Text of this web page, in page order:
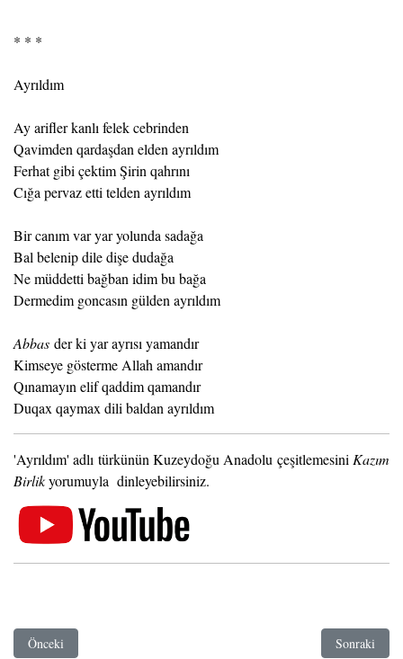
* * *
Ayrıldım
Ay arifler kanlı felek cebrinden
Qavimden qardaşdan elden ayrıldım
Ferhat gibi çektim Şirin qahrını
Cığa pervaz etti telden ayrıldım
Bir canım var yar yolunda sadağa
Bal belenip dile dişe dudağa
Ne müddetti bağban idim bu bağa
Dermedim goncasın gülden ayrıldım
Abbas der ki yar ayrısı yamandır
Kimseye gösterme Allah amandır
Qınamayın elif qaddim qamandır
Duqax qaymax dili baldan ayrıldım
'Ayrıldım' adlı türkünün Kuzeydoğu Anadolu çeşitlemesini Kazım
Birlikyorumuyla dinleyebilirsiniz.
Önceki makale: Abadi
Önceki Sonraki
Sonraki